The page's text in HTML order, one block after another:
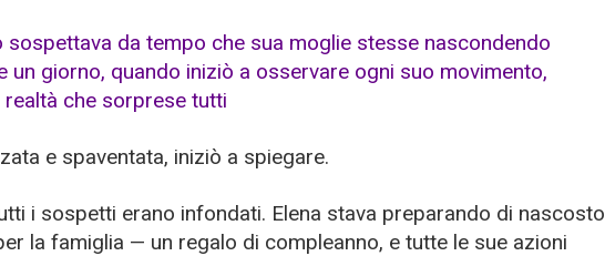
e spaventata, iniziò a spiegare.
i sospetti erano infondati. Elena stava preparando di nascosto
la famiglia — un regalo di compleanno, e tutte le sue azioni